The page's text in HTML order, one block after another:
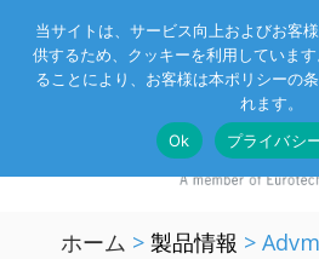
Eurotechグループ お客様サ
ホーム > 製品情報 >
当サイトは、サービス向上およびお客
供するため、クッキーを利用していま
ることにより、お客様は本ポリシーの
れます。
Ok
プライバシ